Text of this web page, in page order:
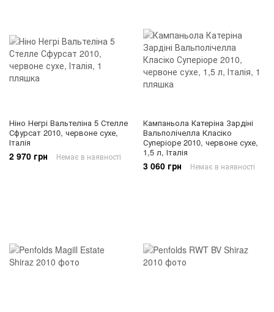
Ніно Негрі Вальтеліна 5 Стелле
Сфурсат 2010, червоне сухе,
Італія
2 970 грн Немає в наявності
Кампаньола Катеріна Зардіні
Вальполічелла Класіко
Суперіоре 2010, червоне сухе,
1,5 л, Італія
3 060 грн Немає в наявності